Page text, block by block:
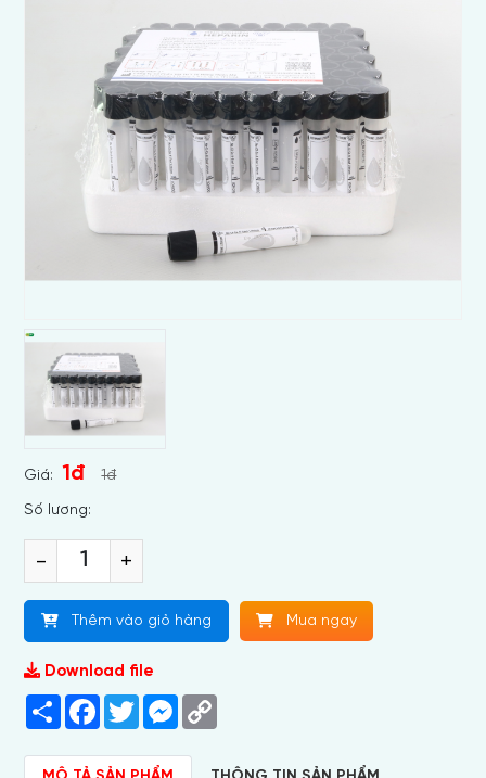
Giá: 1đ 1đ
Số lương:
- +
Thêm vào giỏ hàng Mua ngay
Download file
Share Facebook
TwitterMessenger